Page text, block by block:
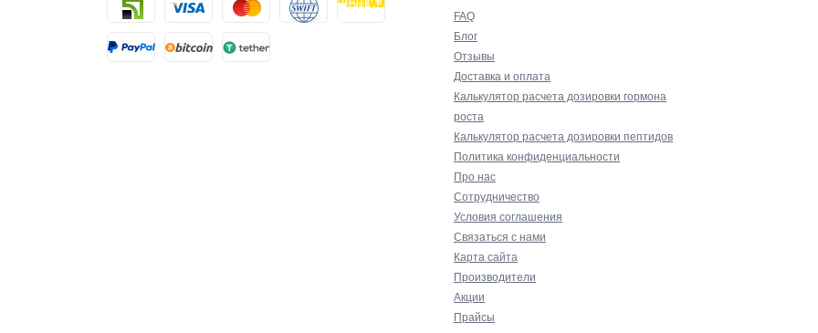
FAQ
Блог
Отзывы
Доставка и оплата
Калькулятор расчета дозировки гормона
роста
Калькулятор расчета дозировки пептидов
Политика конфиденциальности
Про нас
Сотрудничество
Условия соглашения
Связаться с нами
Карта сайта
Производители
Акции
Прайсы